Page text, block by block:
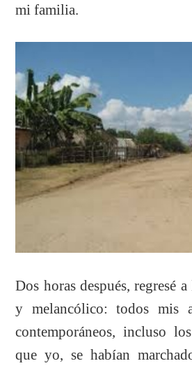
mi familia.
Dos horas después, regresé
y melancólico: todos mis
contemporáneos, incluso
que yo, se habían